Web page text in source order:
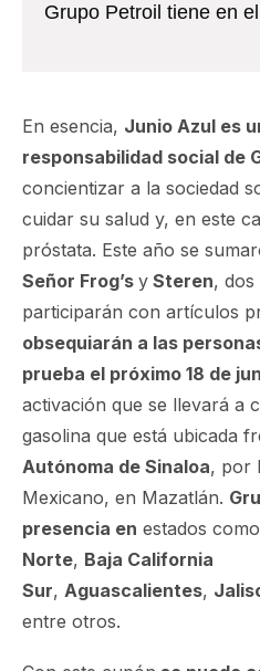
Grupo Petroil tiene en
En esencia, Junio Azul es
responsabilidad social de
concientizar a la sociedad
cuidar su salud y, en este
próstata. Este año se
Señor Frog’s y Steren, dos
participarán con artículos
obsequiarán a las
prueba el próximo 18 de
activación que se llevará a
gasolina que está ubicada
Autónoma de Sinaloa, por
Mexicano, en Mazatlán.
presencia en estados como
Norte, Baja California
Sur, Aguascalientes,
entre otros.